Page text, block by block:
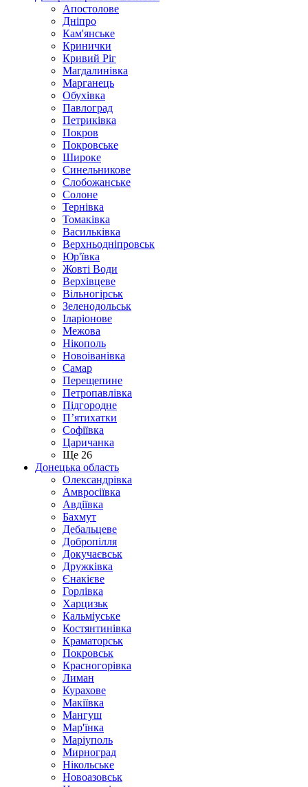
Апостолове
Дніпро
Кам'янське
Кринички
Кривий Ріг
Магдалинівка
Марганець
Обухівка
Павлоград
Петриківка
Покров
Покровське
Широке
Синельникове
Слобожанське
Солоне
Тернівка
Томаківка
Васильківка
Верхньодніпровськ
Юр'ївка
Жовті Води
Верхівцеве
Вільногірськ
Зеленодольськ
Іларіонове
Межова
Нікополь
Новоіванівка
Самар
Перещепине
Петропавлівка
Підгородне
П’ятихатки
Софіївка
Царичанка
Ще 26
Донецька область
Олександрівка
Амвросіївка
Авдіївка
Бахмут
Дебальцеве
Добропілля
Докучаєвськ
Дружківка
Єнакієве
Горлівка
Харцизьк
Кальміуське
Костянтинівка
Краматорськ
Покровськ
Красногорівка
Лиман
Курахове
Макіївка
Мангуш
Мар'їнка
Маріуполь
Мирноград
Нікольське
Новоазовськ